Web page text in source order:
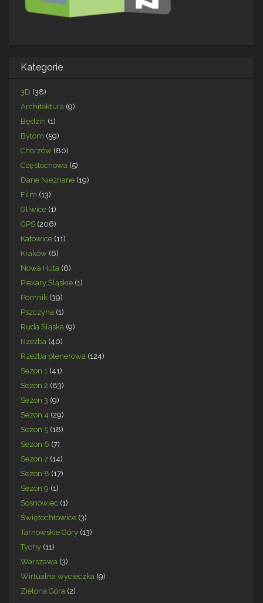
Kategorie
3D (38)
Architektura (9)
Będzin (1)
Bytom (59)
Chorzów (80)
Częstochowa (5)
Dane Nieznane (19)
Film (13)
Gliwice (1)
GPS (206)
Katowice (11)
Kraków (6)
Nowa Huta (6)
Piekary Śląskie (1)
Pomnik (39)
Pszczyna (1)
Ruda Śląska (9)
Rzeźba (40)
Rzeźba plenerowa (124)
Sezon 1 (41)
Sezon 2 (83)
Sezon 3 (9)
Sezon 4 (29)
Sezon 5 (18)
Sezon 6 (7)
Sezon 7 (14)
Sezon 8 (17)
Sezon 9 (1)
Sosnowiec (1)
Świętochłowice (3)
Tarnowskie Góry (13)
Tychy (11)
Warszawa (3)
Wirtualna wycieczka (9)
Zielona Góra (2)